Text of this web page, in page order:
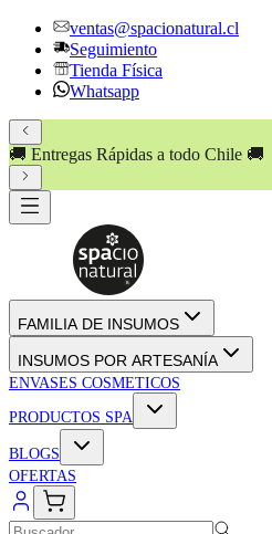
ventas@spacionatural.cl
Seguimiento
Tienda Física
Whatsapp
🚚 Entregas Rápidas a todo Chile 🚚
FAMILIA DE INSUMOS
INSUMOS POR ARTESANÍA
ENVASES COSMETICOS
PRODUCTOS SPA
BLOGS
OFERTAS